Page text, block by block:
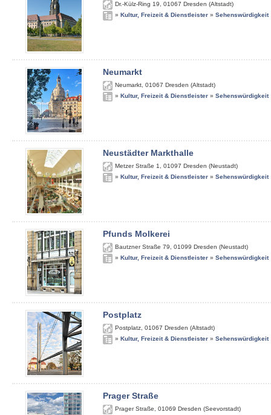
Dr.-Külz-Ring 19 01067 Dresden (Altstadt)
» Kultur, Freizeit & Dienstleister » Sehenswürdigkeit
Neumarkt
Neumarkt 01067 Dresden (Altstadt)
» Kultur, Freizeit & Dienstleister » Sehenswürdigkeit
Neustädter Markthalle
Metzer Straße 1 01097 Dresden (Neustadt)
» Kultur, Freizeit & Dienstleister » Sehenswürdigkeit
Pfunds Molkerei
Bautzner Straße 79 01099 Dresden (Neustadt)
» Kultur, Freizeit & Dienstleister » Sehenswürdigkeit
Postplatz
Postplatz 01067 Dresden (Altstadt)
» Kultur, Freizeit & Dienstleister » Sehenswürdigkeit
Prager Straße
Prager Straße 01069 Dresden (Seevorstadt)